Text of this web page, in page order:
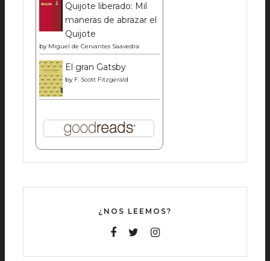
Quijote liberado: Mil
maneras de abrazar el
Quijote
by Miguel de Cervantes Saavedra
El gran Gatsby
by F. Scott Fitzgerald
¿NOS LEEMOS?